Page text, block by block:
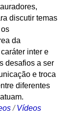
discutir temas
da
inter e
desafios a ser
e troca
diferentes
/Vídeos